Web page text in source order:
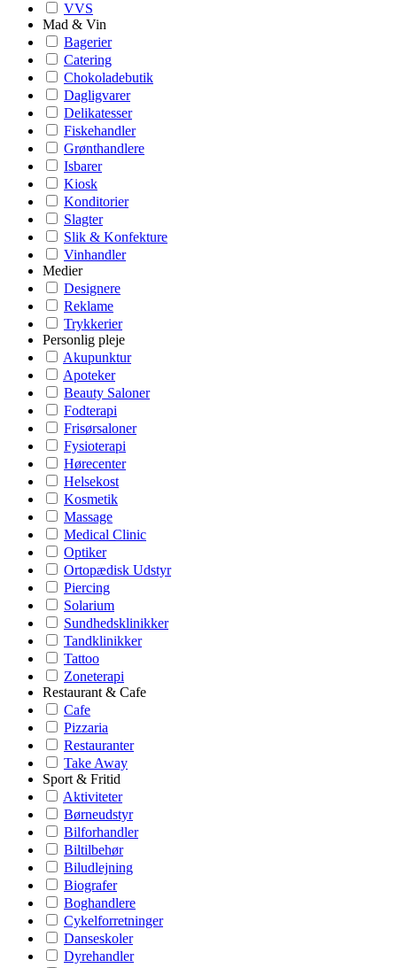
VVS
Mad & Vin
Bagerier
Catering
Chokoladebutik
Dagligvarer
Delikatesser
Fiskehandler
Grønthandlere
Isbarer
Kiosk
Konditorier
Slagter
Slik & Konfekture
Vinhandler
Medier
Designere
Reklame
Trykkerier
Personlig pleje
Akupunktur
Apoteker
Beauty Saloner
Fodterapi
Frisørsaloner
Fysioterapi
Hørecenter
Helsekost
Kosmetik
Massage
Medical Clinic
Optiker
Ortopædisk Udstyr
Piercing
Solarium
Sundhedsklinikker
Tandklinikker
Tattoo
Zoneterapi
Restaurant & Cafe
Cafe
Pizzaria
Restauranter
Take Away
Sport & Fritid
Aktiviteter
Børneudstyr
Bilforhandler
Biltilbehør
Biludlejning
Biografer
Boghandlere
Cykelforretninger
Danseskoler
Dyrehandler